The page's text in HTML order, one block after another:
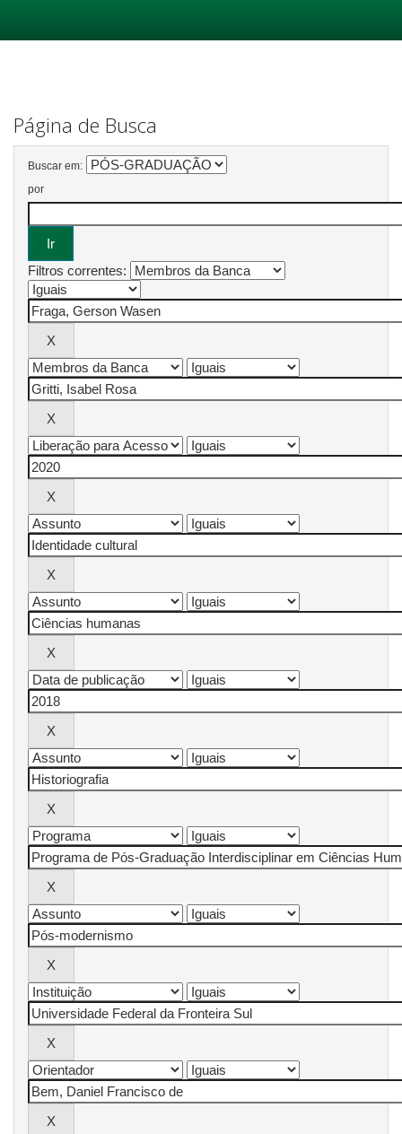
Página de Busca
Buscar em:
por
Filtros correntes: